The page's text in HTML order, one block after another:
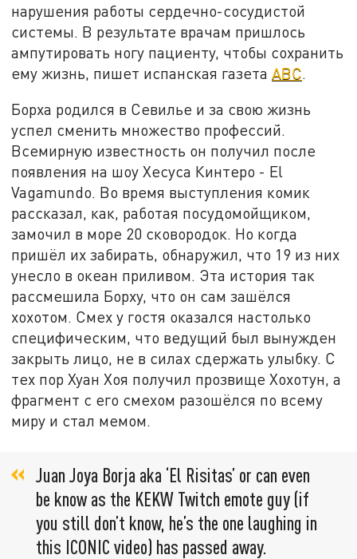
нарушения работы сердечно-сосудистой
системы. В результате врачам пришлось
ампутировать ногу пациенту, чтобы сохранить
ему жизнь, пишет испанская газетаABC.
Борха родился в Севилье и за свою жизнь
успел сменить множество профессий.
Всемирную известность он получил после
появления на шоу Хесуса Кинтеро - El
Vagamundo. Во время выступления комик
рассказал, как, работая посудомойщиком,
замочил в море 20 сковородок. Но когда
пришёл их забирать, обнаружил, что 19 из них
унесло в океан приливом. Эта история так
рассмешила Борху, что он сам зашёлся
хохотом. Смех у гостя оказался настолько
специфическим, что ведущий был вынужден
закрыть лицо, не в силах сдержать улыбку. С
тех пор Хуан Хоя получил прозвище Хохотун, а
фрагмент с его смехом разошёлся по всему
миру и стал мемом.
Juan Joya Borja aka ‘El Risitas’ or can even
be know as the KEKW Twitch emote guy (if
you still don’t know, he’s the one laughing in
this ICONIC video) has passed away.